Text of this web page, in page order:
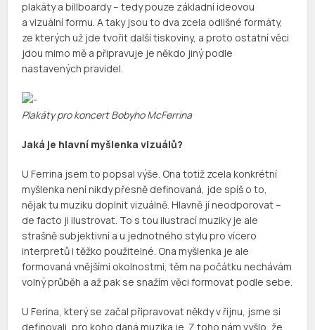
plakáty a billboardy – tedy pouze základní ideovou
a vizuální formu. A taky jsou to dva zcela odlišné formáty,
ze kterých už jde tvořit další tiskoviny, a proto ostatní věci
jdou mimo mě a připravuje je někdo jiný podle
nastavených pravidel.
Plakáty pro koncert Bobyho McFerrina
Jaká je hlavní myšlenka vizuálů?
U Ferrina jsem to popsal výše. Ona totiž zcela konkrétní
myšlenka není nikdy přesně definovaná, jde spíš o to,
nějak tu muziku doplnit vizuálně. Hlavně jí neodporovat –
de facto ji ilustrovat. To s tou ilustrací muziky je ale
strašně subjektivní a u jednotného stylu pro vícero
interpretů i těžko použitelné. Ona myšlenka je ale
formovaná vnějšími okolnostmi, těm na počátku nechávám
volný průběh a až pak se snažím věci formovat podle sebe.
U Ferina, který se začal připravovat někdy v říjnu, jsme si
definovali, pro koho daná muzika je. Z toho nám vyšlo, že